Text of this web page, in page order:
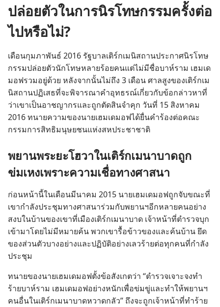
ปล่อยตัวในการนิรโทษกรรมครั้งต่อ
ไปหรือไม่?
เดือน​กุมภาพันธ์ 2016 รัฐบาล​เติร์ก​เมนิสถาน​ประกาศ​นิรโทษ
กรรม​ปล่อย​ตัว​นัก​โทษ​หลาย​ร้อย​คน​แต่​ไม่​มี​ชื่อ​บาห์ราม เฮมเด
มอฟ​รวม​อยู่​ด้วย หลัง​จาก​นั้น​ไม่​ถึง 3 เดือน ศาล​สูง​ของ​เติร์ก​เม
นิสถาน​ปฏิเสธ​ที่​จะ​พิจารณา​คำ​อุทธรณ์​เกี่ยว​กับ​ข้อ​กล่าวหา​ที่​
ว่า​เขา​เป็น​อาชญากร​และ​ถูก​ตัดสิน​จำ​คุก วัน​ที่ 15 สิงหาคม
2016 ทนาย​ความ​ของ​นาย​เฮมเดมอฟ​ได้​ยื่น​คำ​ร้อง​ต่อ​คณะ​
กรรมการ​สิทธิ​มนุษยชน​แห่ง​สหประชาชาติ
พยาน​พระ​ยะโฮวา​ใน​เติร์ก​เม​นา​บาด​ถูก​
ข่มเหง​เพราะ​ความ​เชื่อ​ทาง​ศาสนา
ก่อน​หน้า​นี้​ใน​เดือน​มีนาคม 2015 นาย​เฮมเดมอฟ​ถูก​จับ​ขณะ​ที่​
เขา​กำลัง​ประชุม​ทาง​ศาสนา​ร่วม​กับ​พยาน​ฯ​อีก​หลาย​คน​อย่าง​
สงบ​ใน​บ้าน​ของ​เขา​ที่​เมือง​เติร์ก​เม​นา​บาด เจ้าหน้าที่​ตำรวจ​บุก​
เข้า​มา​โดย​ไม่​มี​หมาย​ค้น พวก​เขา​รื้อ​ข้าวของ​และ​ค้น​บ้าน ยึด​
ของ​ส่วน​ตัว​บาง​อย่าง​และ​ปฏิบัติ​อย่าง​เลว​ร้าย​ต่อ​ทุก​คน​ที่​กำลัง​
ประชุม
ทนาย​ของ​นาย​เฮมเดมอฟ​ตั้ง​ข้อ​สังเกต​ว่า “ตำรวจ​เจาะจง​ทำ​
ร้าย​บาห์ราม เฮมเดมอฟ​อย่าง​หนัก​เพื่อ​ข่มขู่​และ​ทำ​ให้​พยาน​ฯ​
คน​อื่น​ใน​เติร์ก​เม​นา​บาด​หวาด​กลัว” ถึง​จะ​ถูก​เจ้าหน้าที่​ทำ​ร้าย